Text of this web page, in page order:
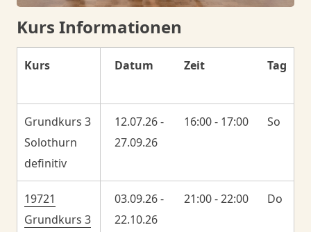
Kurs Informationen
Kurs Datum Zeit Tag
Grundkurs 3
Solothurn
definitiv
12.07.26 -
27.09.26
16:00 - 17:00 So
19721
Grundkurs 3
03.09.26 -
22.10.26
21:00 - 22:00 Do